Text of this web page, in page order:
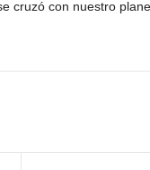
cruzó con nuestro